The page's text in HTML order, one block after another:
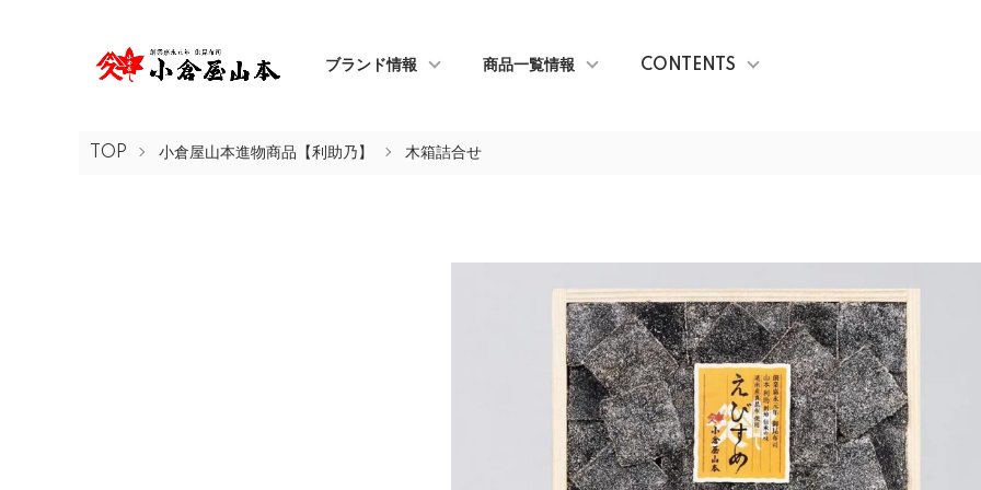
ブランド情報 商品一覧情報 CONTENTS
TOP 小倉屋山本進物商品【利助乃】 木箱詰合せ